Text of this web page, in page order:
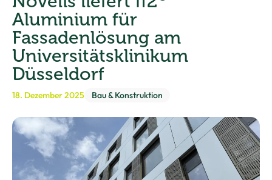
Aluminium für
Fassadenlösung am
Universitätsklinikum
Düsseldorf
18. Dezember 2025 Bau & Konstruktion